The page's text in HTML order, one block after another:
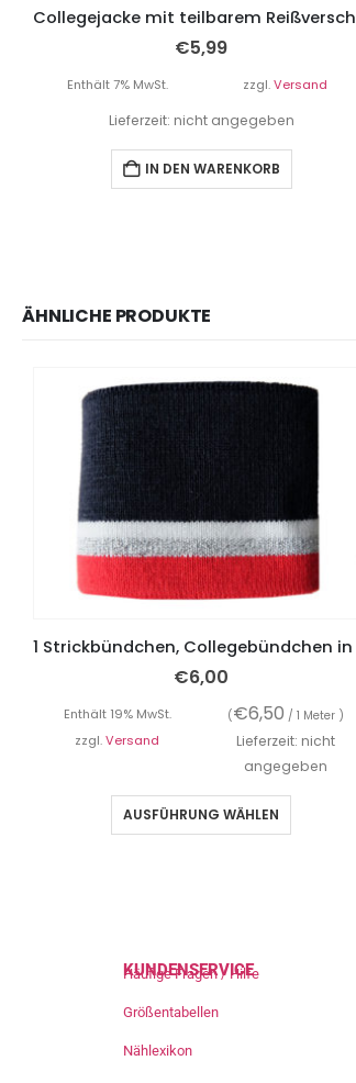
€5,99
Enthält 7% MwSt. zzgl.Versand
Lieferzeit: nicht angegeben
IN DEN WARENKORB
ÄHNLICHE PRODUKTE
€6,00
Enthält 19% MwSt. (€6,50 / 1 Meter )
zzgl.Versand
Lieferzeit: nicht
angegeben
AUSFÜHRUNG WÄHLEN
KUNDENSERVICE
Häufige Fragen / Hilfe
Größentabellen
Nählexikon